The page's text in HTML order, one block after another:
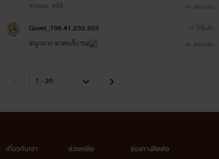
จากตอน: ชดใช้ ตอบกลับ
Guest_198.41.232.203
สนุกมาก มาต่อเร็วๆนะ
11 ปีที่แล้ว
ตอบกลับ
เกี่ยวกับเรา
ช่วยเหลือ
ช่องทางติดต่อ